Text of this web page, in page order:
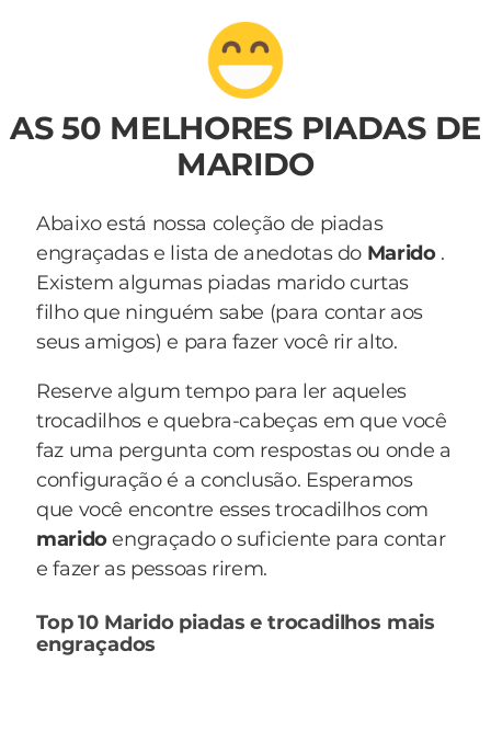
AS 50 MELHORES PIADAS DE
MARIDO
Abaixo está nossa coleção de piadas
engraçadas e lista de anedotas do Marido.
Existem algumas piadas marido curtas
filho que ninguém sabe (para contar aos
seus amigos) e para fazer você rir alto.
Reserve algum tempo para ler aqueles
trocadilhos e quebra-cabeças em que você
faz uma pergunta com respostas ou onde a
configuração é a conclusão. Esperamos
que você encontre esses trocadilhos com
maridoengraçado o suficiente para contar
e fazer as pessoas rirem.
Top 10 Marido piadas e trocadilhos mais
engraçados